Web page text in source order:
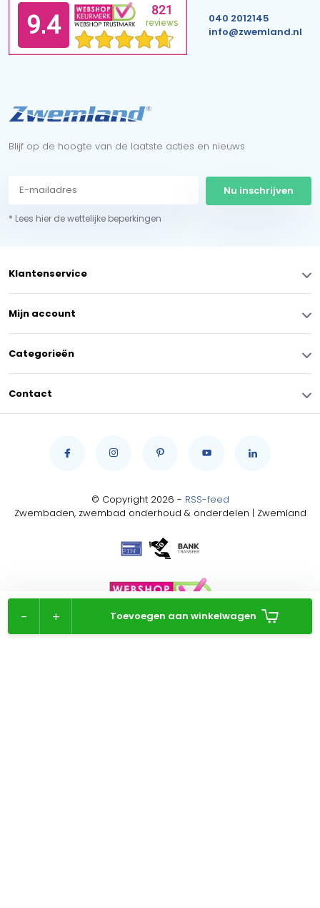
+
- Toevoegen aan winkelwagen
040 2012145
info@zwemland.nl
Blijf op de hoogte van de laatste acties en nieuws
Nu inschrijven
* Lees hier de wettelijke beperkingen
Klantenservice
Mijn account
Categorieën
Contact
© Copyright 2026 - RSS-feed
Zwembaden, zwembad onderhoud & onderdelen | Zwemland